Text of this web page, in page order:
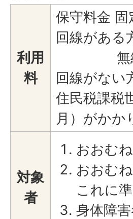
利用
料
保守料金
回線がある
無線型
回線がない
住民税課税
月）がかか
対象
者
おおむ
おおむ
これに
身体障